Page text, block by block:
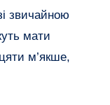
звичайною
мати
м’якше,